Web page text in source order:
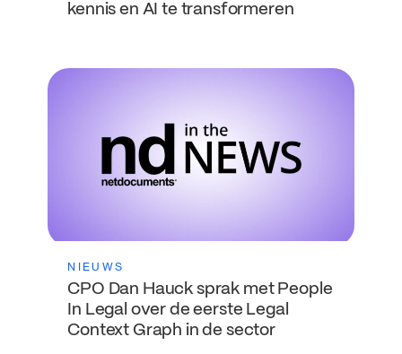
kennis en AI te transformeren
NIEUWS
CPO Dan Hauck sprak met People
In Legal over de eerste Legal
Context Graph in de sector